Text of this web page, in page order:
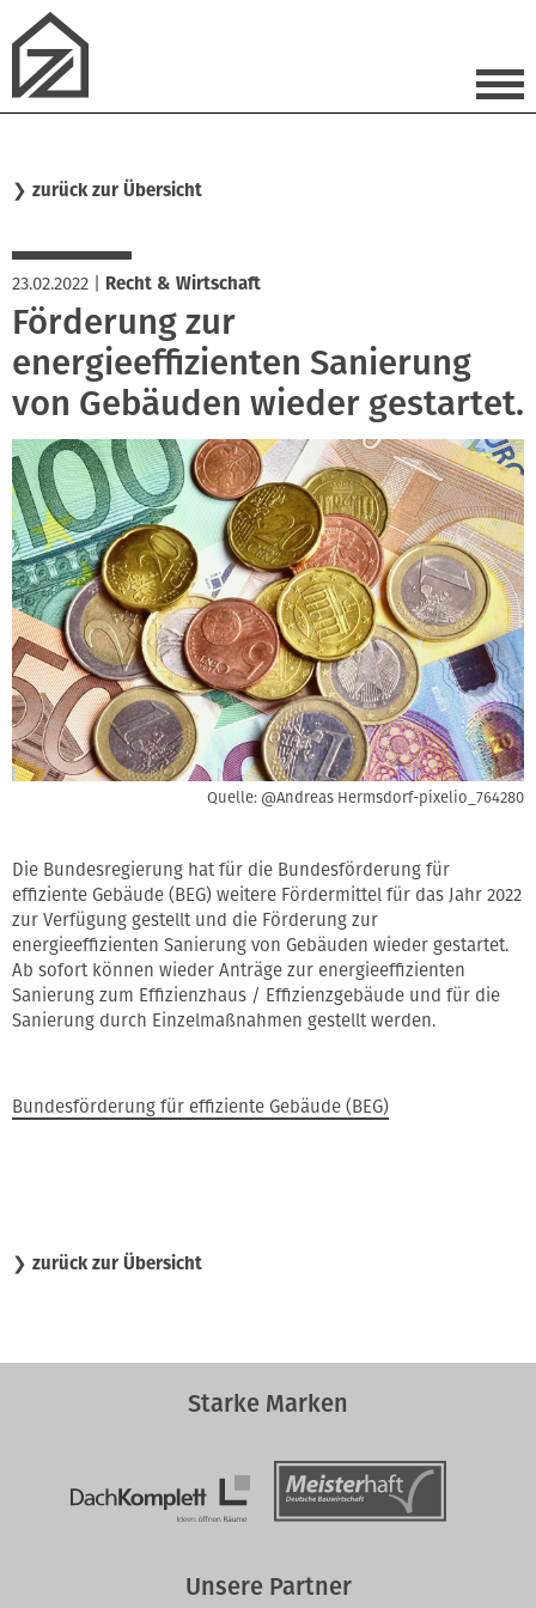
❯ zurück zur Übersicht
23.02.2022 Recht & Wirtschaft
Förderung zur
energieeffizienten Sanierung
von Gebäuden wieder gestartet.
Quelle: @Andreas Hermsdorf-pixelio_764280
Die Bundesregierung hat für die Bundes­förderung für
effiziente Gebäude (BEG) weitere Förder­mittel für das Jahr 2022
zur Verfügung gestellt und die Förderung zur
energieeffizienten Sanierung von Gebäuden wieder gestartet.
Ab sofort können wieder Anträge zur energie­effizienten
Sanierung zum Effizienz­haus / Effizienz­gebäude und für die
Sanierung durch Einzel­maßnahmen gestellt werden.
Bundesförderung für effiziente Gebäude (BEG)
❯ zurück zur Übersicht
Starke Marken
Unsere Partner